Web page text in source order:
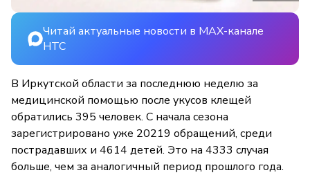
Читай актуальные новости в MAX-канале
НТС
В Иркутской области за последнюю неделю за
медицинской помощью после укусов клещей
обратились 395 человек. С начала сезона
зарегистрировано уже 20219 обращений, среди
пострадавших и 4614 детей. Это на 4333 случая
больше, чем за аналогичный период прошлого года.